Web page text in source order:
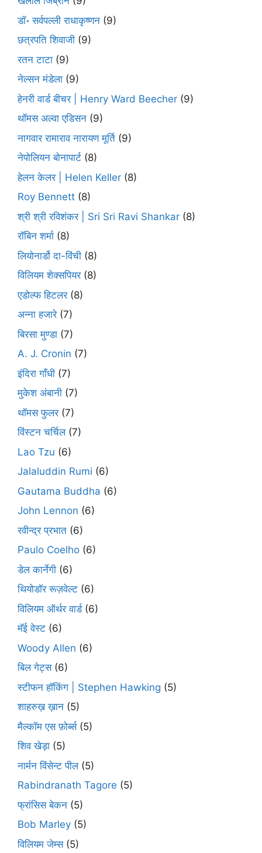
डॉ॰ सर्वपल्ली राधाकृष्णन (9)
छत्रपति शिवाजी (9)
रतन टाटा (9)
नेल्सन मंडेला (9)
हेनरी वार्ड बीचर | Henry Ward Beecher (9)
थॉमस अल्वा एडिसन (9)
नागवार रामाराव नारायण मूर्ति (9)
नेपोलियन बोनापार्ट (8)
हेलन केलर | Helen Keller (8)
Roy Bennett (8)
श्री श्री रविशंकर | Sri Sri Ravi Shankar (8)
रॉबिन शर्मा (8)
लियोनार्डो दा-विंची (8)
विलियम शेक्सपियर(8)
एडोल्फ हिटलर(8)
अन्ना हजारे(7)
बिरसा मुण्डा (7)
A. J. Cronin (7)
इंदिरा गाँधी (7)
मुकेश अंबानी (7)
थॉमस फुलर(7)
विंस्टन चर्चिल(7)
Lao Tzu (6)
Jalaluddin Rumi (6)
Gautama Buddha (6)
John Lennon (6)
रवीन्द्र प्रभात (6)
Paulo Coelho (6)
डेल कार्नेगी (6)
थियोडॉर रूज़वेल्ट (6)
विलियम ऑर्थर वार्ड(6)
मॅई वेस्ट (6)
Woody Allen (6)
बिल गेट्स(6)
स्टीफन हॉकिंग | Stephen Hawking (5)
शाहरुख़ ख़ान (5)
मैल्कॉम एस फ़ोर्ब्स(5)
शिव खेड़ा (5)
नार्मन विंसेन्ट पील(5)
Rabindranath Tagore (5)
फ्रांसिस बेकन (5)
Bob Marley (5)
विलियम जेम्स(5)